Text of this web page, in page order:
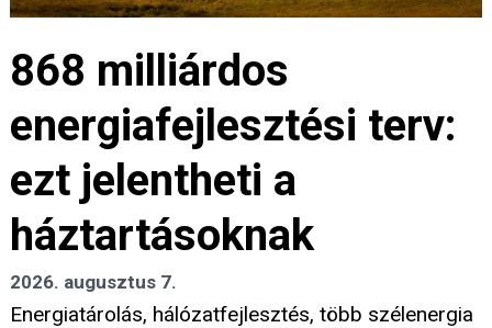
868 milliárdos
energiafejlesztési terv:
ezt jelentheti a
háztartásoknak
2026. augusztus 7.
Energiatárolás, hálózatfejlesztés, több szélenergia